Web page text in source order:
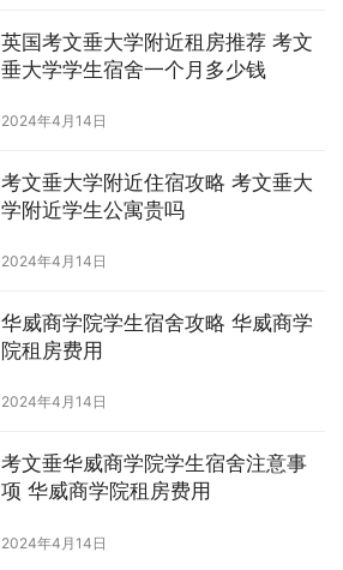
英国考文垂大学附近租房推荐 考文
垂大学学生宿舍一个月多少钱
2024年4月14日
考文垂大学附近住宿攻略 考文垂大
学附近学生公寓贵吗
2024年4月14日
华威商学院学生宿舍攻略 华威商学
院租房费用
2024年4月14日
考文垂华威商学院学生宿舍注意事
项 华威商学院租房费用
2024年4月14日